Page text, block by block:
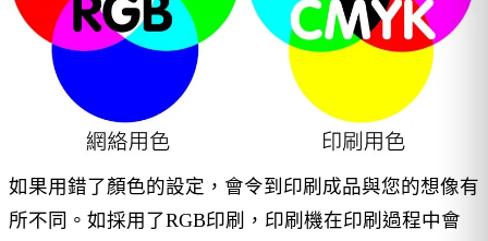
如果用錯了顏色的設定，會令到印刷成品與您的想像有
所不同。如採用了RGB印刷，印刷機在印刷過程中會